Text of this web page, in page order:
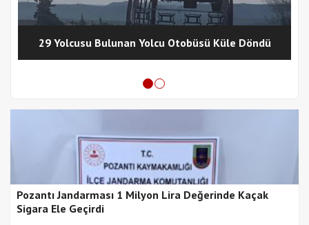
29 Yolcusu Bulunan Yolcu Otobüsü Küle Döndü
Pozantı Jandarması 1 Milyon Lira Değerinde Kaçak
Sigara Ele Geçirdi